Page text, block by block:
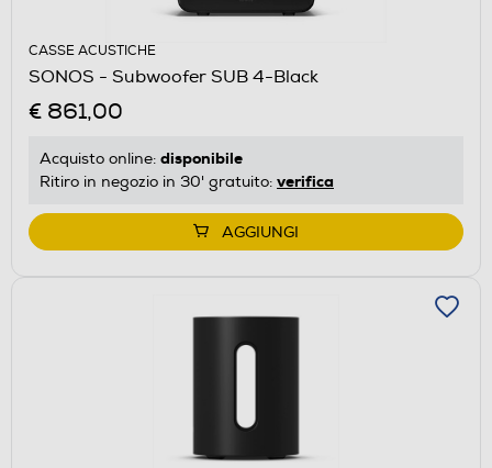
CASSE ACUSTICHE
SONOS - Subwoofer SUB 4-Black
€ 861,00
Acquisto online: disponibile
Ritiro in negozio in 30' gratuito: verifica
AGGIUNGI